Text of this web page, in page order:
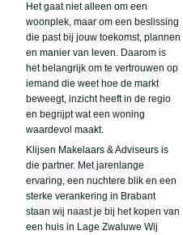
Het gaat niet alleen om een
woonplek, maar om een beslissing
die past bij jouw toekomst, plannen
en manier van leven. Daarom is
het belangrijk om te vertrouwen op
iemand die weet hoe de markt
beweegt, inzicht heeft in de regio
en begrijpt wat een woning
waardevol maakt.
Klijsen Makelaars & Adviseurs is
die partner. Met jarenlange
ervaring, een nuchtere blik en een
sterke verankering in Brabant
staan wij naast je bij het kopen van
een huis in Lage Zwaluwe Wij